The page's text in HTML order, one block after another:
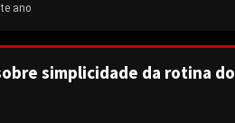
ano
simplicidade da rotina do